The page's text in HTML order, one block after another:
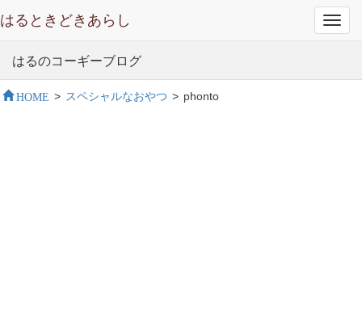
はるときどきあらし
はるのコーギーブログ
HOME > スペシャルなおやつ > phonto